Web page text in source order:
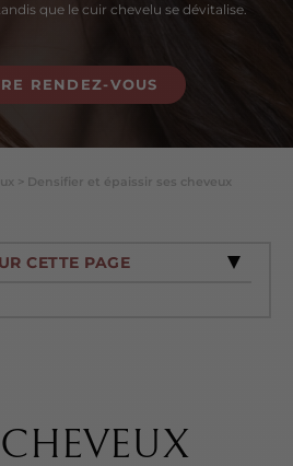
que le cuir chevelu se dévitalise.
RENDEZ-VOUS
> Densifier et épaissir ses cheveux
CETTE PAGE